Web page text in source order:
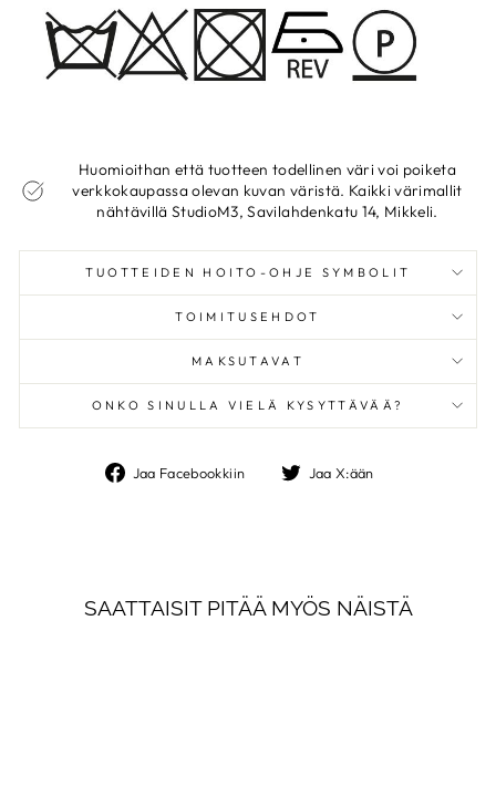
Huomioithan että tuotteen todellinen väri voi poiketa
verkkokaupassa olevan kuvan väristä. Kaikki värimallit
nähtävillä StudioM3, Savilahdenkatu 14, Mikkeli.
TUOTTEIDEN HOITO-OHJE SYMBOLIT
TOIMITUSEHDOT
MAKSUTAVAT
ONKO SINULLA VIELÄ KYSYTTÄVÄÄ?
Jaa Facebookkiin
Jaa
Jaa X:ään
SAATTAISIT PITÄÄ MYÖS NÄISTÄ